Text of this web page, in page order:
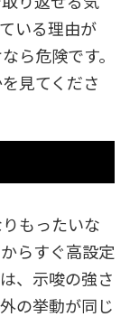
いる理由が
ら危険です。
見てくださ
もったいな
らすぐ高設定
、示唆の強さ
の挙動が同じ